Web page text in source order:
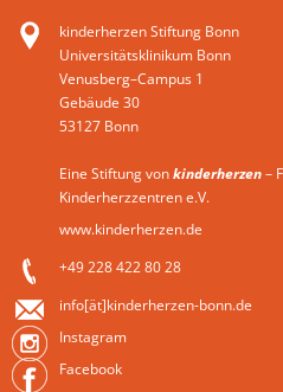
kinderherzen Stiftung Bonn
Universitätsklinikum Bonn
Venusberg–Campus 1
Gebäude 30
53127 Bonn
Eine Stiftung vonkinderherzen–
Kinderherzzentren e.V.
www.kinderherzen.de
+49 228 422 80 28
info[ät]kinderherzen-bonn.de
Instagram
Facebook